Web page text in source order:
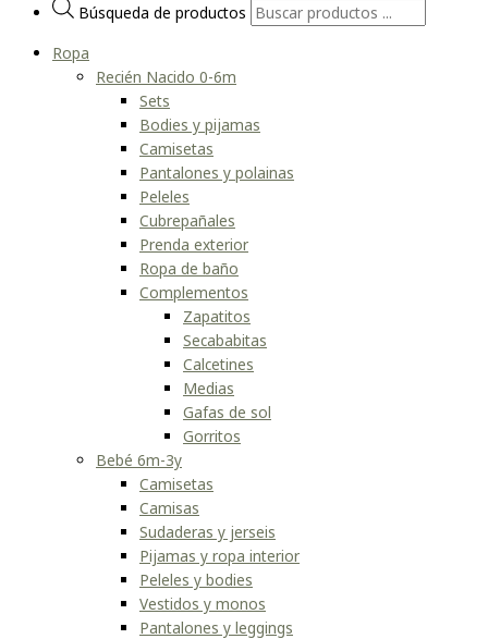
Búsqueda de productos
Ropa
Recién Nacido 0-6m
Sets
Bodies y pijamas
Camisetas
Pantalones y polainas
Peleles
Cubrepañales
Prenda exterior
Ropa de baño
Complementos
Zapatitos
Secababitas
Calcetines
Medias
Gafas de sol
Gorritos
Bebé 6m-3y
Camisetas
Camisas
Sudaderas y jerseis
Pijamas y ropa interior
Peleles y bodies
Vestidos y monos
Pantalones y leggings